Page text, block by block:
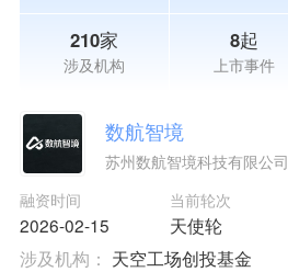
210家
涉及机构
8起
上市事件
数航智境
苏州数航智境科技有限公司
融资时间
2026-02-15
当前轮次
天使轮
涉及机构： 天空工场创投基金